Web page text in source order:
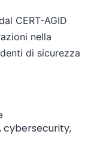
CERT-AGID
nella
di sicurezza
,cybersecurity,